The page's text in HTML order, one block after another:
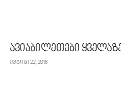
ავიაბილეთები
ივლისი 22, 2018